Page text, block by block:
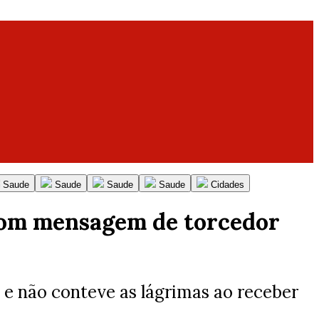
Saude Saude Saude Saude Cidades
mensagem de torcedor
não conteve as lágrimas ao receber